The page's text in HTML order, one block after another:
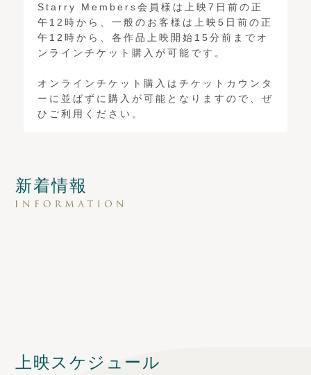
Starry Members会員様は上映7日前の正
午12時から、一般のお客様は上映5日前の正
午12時から、各作品上映開始15分前までオ
ンラインチケット購入が可能です。
オンラインチケット購入はチケットカウンタ
ーに並ばずに購入が可能となりますので、ぜ
ひご利用ください。
新着情報
上映スケジュール